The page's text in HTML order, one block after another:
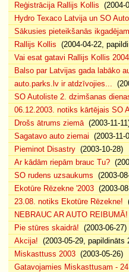
Reģistrācija Rallijs Kollis (2004-
Hydro Texaco Latvija un SO
Sākusies pieteikšanās
Rallijs Kollis (2004-04-22,
Vai esat gatavi Rallijs Kollis
Balso par Latvijas gada labāko
auto.parks.lv ir atdzīvojies...
SO Autoliste 2. dzimšanas
06.12.2003. notiks kārtējais SO
Drošs ātrums ziemā(2003-11-
Sagatavo auto ziemai (2003-11-
Pieminot Disastry (2003-10-28)
Ar kādām riepām brauc Tu?
SO rudens uzsaukums (2003-
Ekotūre Rēzekne '2003 (2003-
23.08. notiks Ekotūre Rēzekne!
NEBRAUC AR AUTO REIBUMĀ!
Pie stūres skaidrā! (2003-06-27)
Akcija! (2003-05-29, papildināts
Miskasttuss 2003 (2003-05-26)
Gatavojamies Miskasttusam -